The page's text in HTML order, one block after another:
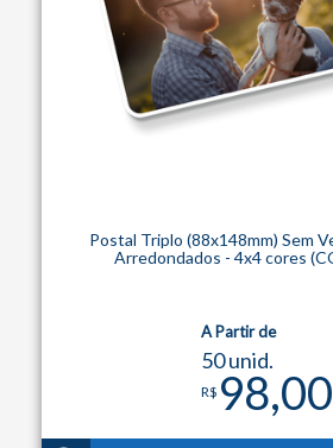
Postal Triplo (88x148mm) Sem
Arredondados - 4x4 cores
A Partir de
50 unid.
R$ 98,00